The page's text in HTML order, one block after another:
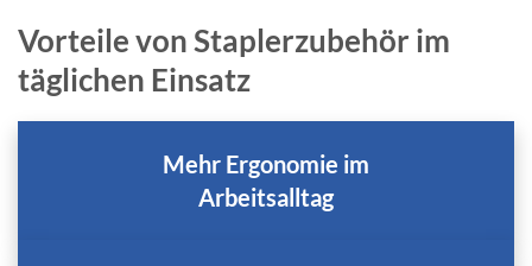
Vorteile von Staplerzubehör im
täglichen Einsatz
Mehr Ergonomie im
Arbeitsalltag